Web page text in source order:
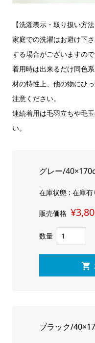
【洗濯表示・取り扱い方法
家庭での洗濯はお避け下
する場合がございますので
着用時は出来るだけ同色
材の特性上、他の物にひ
注意ください。
連続着用は毛羽立ちや毛
い。
グレー/
在庫状態 : 在庫有
販売価格
数量
ブラック/